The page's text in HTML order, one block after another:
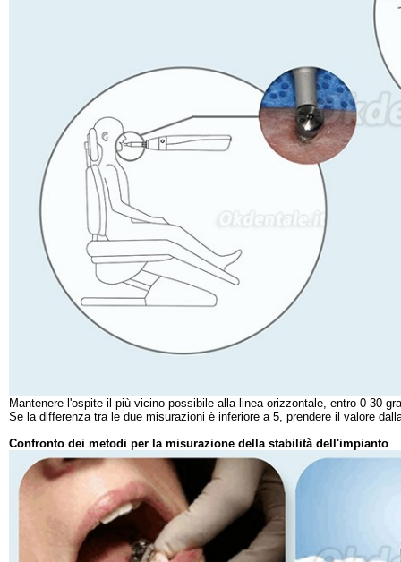
Mantenere l'ospite il più vicino possibile alla linea orizzontale, entro 0-30
Se la differenza tra le due misurazioni è inferiore a 5, prendere il valore
Confronto dei metodi per la misurazione della stabilità dell'impianto